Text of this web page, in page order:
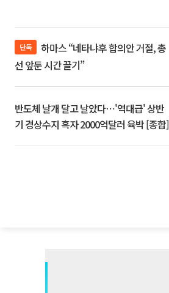
단독
선 앞둔 시간 끌기”
반도체 날개 달고 날았다⋯'역대급' 상반
기 경상수지 흑자 2000억달러 육박 [종합]